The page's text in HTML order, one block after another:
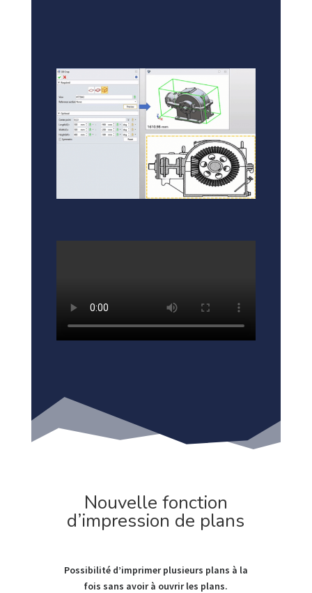
Nouvelle fonction
d’impression de plans
Possibilité d’imprimer plusieurs plans à la
fois sans avoir à ouvrir les plans.